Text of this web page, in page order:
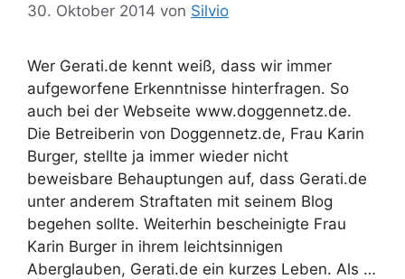
30. Oktober 2014 von Silvio
Wer Gerati.de kennt weiß, dass wir immer
aufgeworfene Erkenntnisse hinterfragen. So
auch bei der Webseite www.doggennetz.de.
Die Betreiberin von Doggennetz.de, Frau Karin
Burger, stellte ja immer wieder nicht
beweisbare Behauptungen auf, dass Gerati.de
unter anderem Straftaten mit seinem Blog
begehen sollte. Weiterhin bescheinigte Frau
Karin Burger in ihrem leichtsinnigen
Aberglauben, Gerati.de ein kurzes Leben. Als …